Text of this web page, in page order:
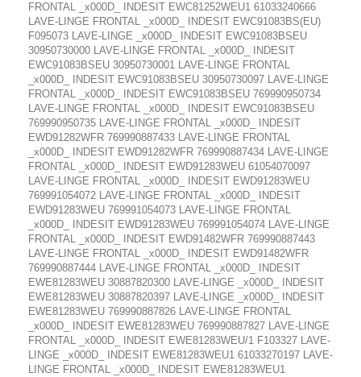
FRONTAL _x000D_ INDESIT EWC81252WEU1 61033240666
LAVE-LINGE FRONTAL _x000D_ INDESIT EWC91083BS(EU)
F095073 LAVE-LINGE _x000D_ INDESIT EWC91083BSEU
30950730000 LAVE-LINGE FRONTAL _x000D_ INDESIT
EWC91083BSEU 30950730001 LAVE-LINGE FRONTAL
_x000D_ INDESIT EWC91083BSEU 30950730097 LAVE-LINGE
FRONTAL _x000D_ INDESIT EWC91083BSEU 769990950734
LAVE-LINGE FRONTAL _x000D_ INDESIT EWC91083BSEU
769990950735 LAVE-LINGE FRONTAL _x000D_ INDESIT
EWD91282WFR 769990887433 LAVE-LINGE FRONTAL
_x000D_ INDESIT EWD91282WFR 769990887434 LAVE-LINGE
FRONTAL _x000D_ INDESIT EWD91283WEU 61054070097
LAVE-LINGE FRONTAL _x000D_ INDESIT EWD91283WEU
769991054072 LAVE-LINGE FRONTAL _x000D_ INDESIT
EWD91283WEU 769991054073 LAVE-LINGE FRONTAL
_x000D_ INDESIT EWD91283WEU 769991054074 LAVE-LINGE
FRONTAL _x000D_ INDESIT EWD91482WFR 769990887443
LAVE-LINGE FRONTAL _x000D_ INDESIT EWD91482WFR
769990887444 LAVE-LINGE FRONTAL _x000D_ INDESIT
EWE81283WEU 30887820300 LAVE-LINGE _x000D_ INDESIT
EWE81283WEU 30887820397 LAVE-LINGE _x000D_ INDESIT
EWE81283WEU 769990887826 LAVE-LINGE FRONTAL
_x000D_ INDESIT EWE81283WEU 769990887827 LAVE-LINGE
FRONTAL _x000D_ INDESIT EWE81283WEU/1 F103327 LAVE-
LINGE _x000D_ INDESIT EWE81283WEU1 61033270197 LAVE-
LINGE FRONTAL _x000D_ INDESIT EWE81283WEU1